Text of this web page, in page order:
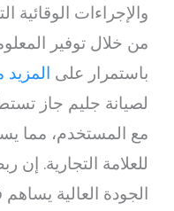
والإجراءات الوقائية
من خلال توفير
باستمرار على
لصيانة جليم جاز
مع المستخدم، مما
للعلامة التجارية. إن
الجودة العالية